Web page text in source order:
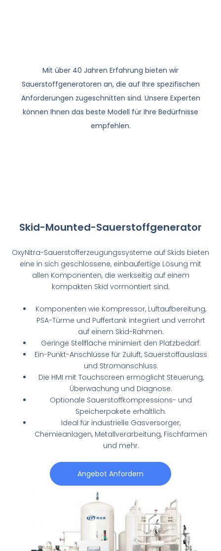
Mit über 40 Jahren Erfahrung bieten wir
Sauerstoffgeneratoren an, die auf Ihre spezifischen
Anforderungen zugeschnitten sind. Unsere Experten
können Ihnen das beste Modell für Ihre Bedürfnisse
empfehlen.
Skid-Mounted-Sauerstoffgenerator
OxyNitra-Sauerstofferzeugungssysteme auf Skids bieten
eine in sich geschlossene, einbaufertige Lösung mit
allen Komponenten, die werkseitig auf einem
kompakten Skid vormontiert sind.
Komponenten wie Kompressor, Luftaufbereitung,
PSA-Türme und Puffertank integriert und verrohrt
auf einem Skid-Rahmen.
Geringe Stellfläche minimiert den Platzbedarf.
Ein-Punkt-Anschlüsse für Zuluft, Sauerstoffauslass
und Stromanschluss.
Die HMI mit Touchscreen ermöglicht Steuerung,
Überwachung und Diagnose.
Optionale Sauerstoffkompressions- und
Speicherpakete erhältlich.
Ideal für industrielle Gasversorger,
Chemieanlagen, Metallverarbeitung, Fischfarmen
und mehr.
Angebot Anfordern